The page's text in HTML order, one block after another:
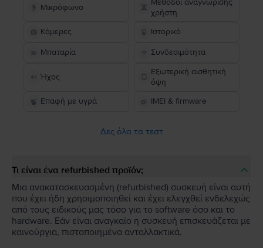
Μικρόφωνο
Μέθοδοι αναγνώρισης
χρήστη
Κάμερες
Ιστορικό
Μπαταρία Συνδεσιμότητα
Ήχος
Εξωτερική αισθητική
όψη
Επαφή με υγρά
IMEI & firmware
Δες όλα τα τεστ
Τι είναι ένα refurbished προϊόν;
Μια ανακατασκευασμένη (refurbished) συσκευή είναι αυτή
που έχει ήδη χρησιμοποιηθεί και έχει ελεγχθεί ενδελεχώς
από τους ειδικούς μας τόσο για το software όσο και το
hardware. Εάν είναι αναγκαίο η συσκευή επισκευάζεται με
καινούργια, πιστοποιημένα ανταλλακτικά.